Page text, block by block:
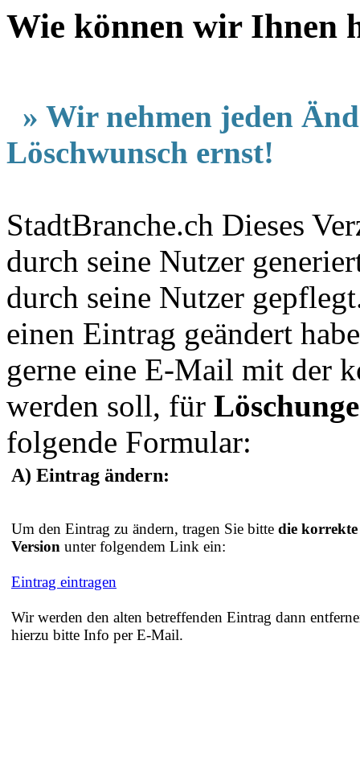
Wie können wir Ihnen
» Wir nehmen jeden
Löschwunsch ernst!
StadtBranche.ch Dieses
durch seine Nutzer
durch seine Nutzer
einen Eintrag geändert
gerne eine E-Mail mit der
werden soll, für
folgende Formular:
A) Eintrag ändern:
Um den Eintrag zu ändern, tragen Sie bitte die korrekte
Version unter folgendem Link ein:
Eintrag eintragen
Wir werden den alten betreffenden Eintrag dann
hierzu bitte Info per E-Mail.